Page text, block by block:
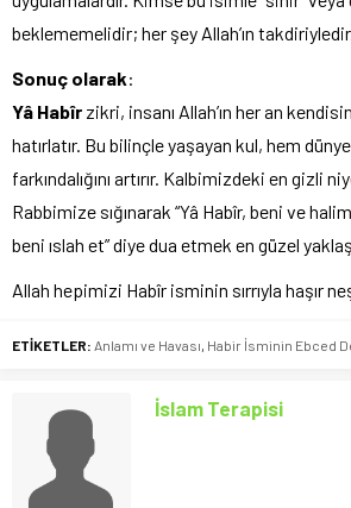
beklememelidir; her şey Allah’ın takdiriyledir.
Sonuç olarak:
Yâ Habîr zikri, insanı Allah’ın her an
hatırlatır. Bu bilinçle yaşayan kul, hem
farkındalığını artırır. Kalbimizdeki en gizli
Rabbimize sığınarak “Yâ Habîr, beni ve
beni ıslah et” diye dua etmek en güzel
Allah hepimizi Habîr isminin sırrıyla haşır
ETİKETLER: Anlamı ve Havası Habir İsminin Ebced
İslam Terapisi